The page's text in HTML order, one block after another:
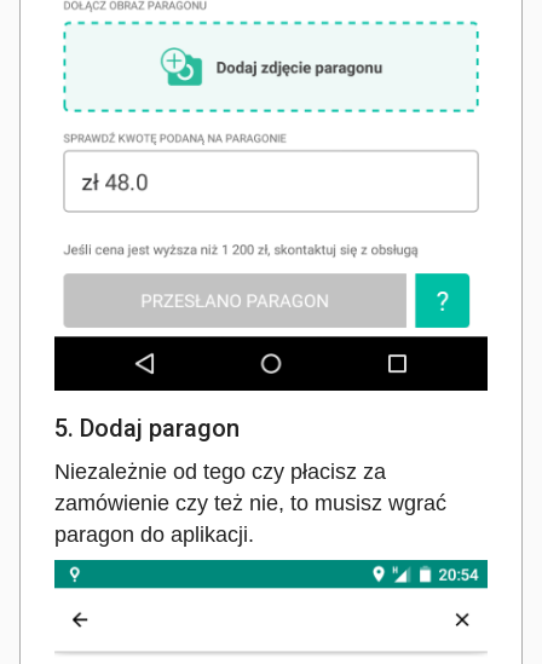
5. Dodaj paragon
Niezależnie od tego czy płacisz za
zamówienie czy też nie, to musisz wgrać
paragon do aplikacji.